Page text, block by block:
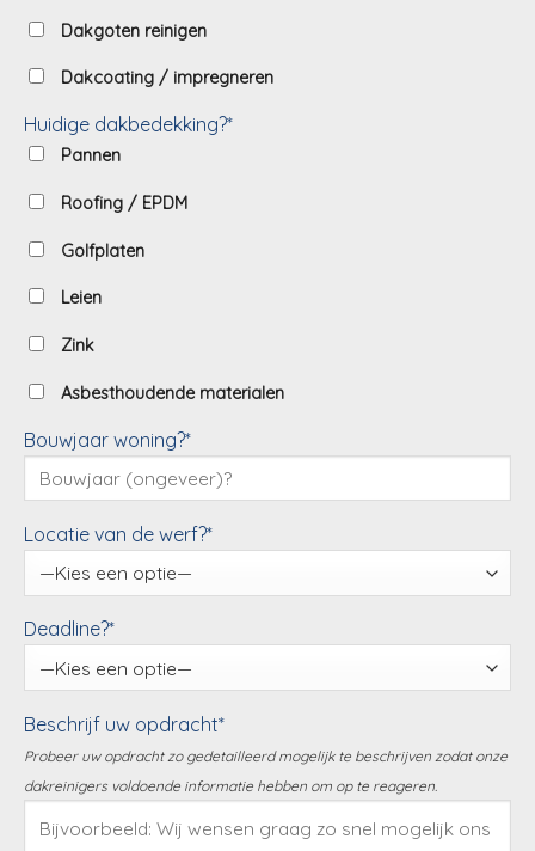
Dakgoten reinigen
Dakcoating / impregneren
Huidige dakbedekking?*
Pannen
Roofing / EPDM
Golfplaten
Leien
Zink
Asbesthoudende materialen
Bouwjaar woning?*
Locatie van de werf?*
Deadline?*
Beschrijf uw opdracht*
Probeer uw opdracht zo gedetailleerd mogelijk te beschrijven zodat onze
dakreinigers voldoende informatie hebben om op te reageren.